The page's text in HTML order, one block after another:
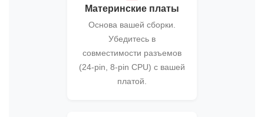
Материнские платы
Основа вашей сборки.
Убедитесь в
совместимости разъемов
(24-pin, 8-pin CPU) с вашей
платой.